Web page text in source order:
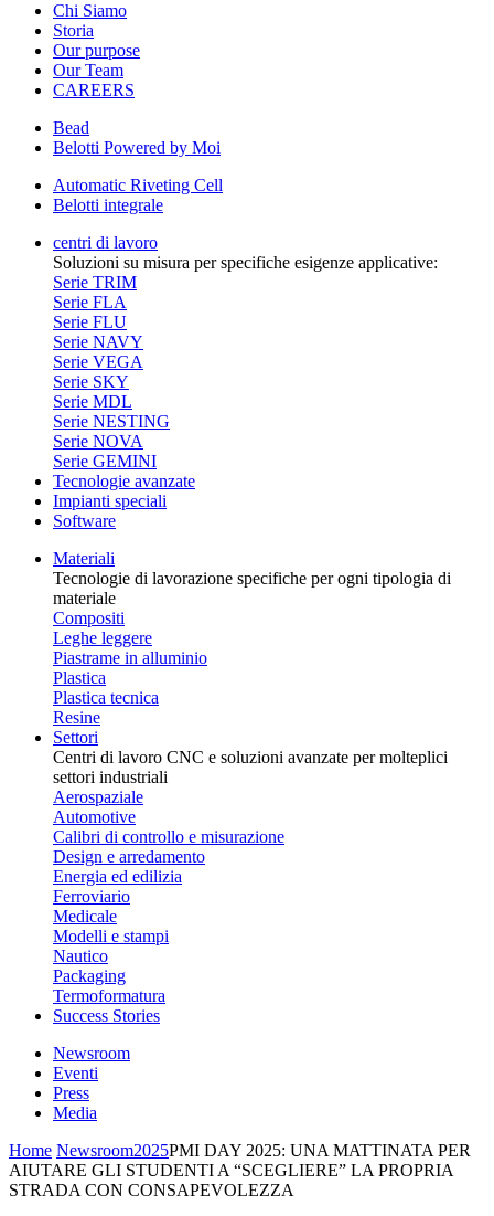
Chi Siamo
Storia
Our purpose
Our Team
CAREERS
Bead
Belotti Powered by Moi
Automatic Riveting Cell
Belotti integrale
centri di lavoro
Soluzioni su misura per specifiche esigenze applicative:
Serie TRIM
Serie FLA
Serie FLU
Serie NAVY
Serie VEGA
Serie SKY
Serie MDL
Serie NESTING
Serie NOVA
Serie GEMINI
Tecnologie avanzate
Impianti speciali
Software
Materiali
Tecnologie di lavorazione specifiche per ogni tipologia di
materiale
Compositi
Leghe leggere
Piastrame in alluminio
Plastica
Plastica tecnica
Resine
Settori
Centri di lavoro CNC e soluzioni avanzate per molteplici
settori industriali
Aerospaziale
Automotive
Calibri di controllo e misurazione
Design e arredamento
Energia ed edilizia
Ferroviario
Medicale
Modelli e stampi
Nautico
Packaging
Termoformatura
Success Stories
Newsroom
Eventi
Press
Media
Home Newsroom2025PMI DAY 2025: UNA MATTINATA PER
AIUTARE GLI STUDENTI A “SCEGLIERE” LA PROPRIA
STRADA CON CONSAPEVOLEZZA